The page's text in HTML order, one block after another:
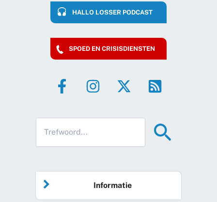
HALLO LOSSER PODCAST
SPOED EN CRISISDIENSTEN
Informatie